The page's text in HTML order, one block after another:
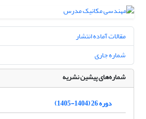
مقالات آماده انتشار
شماره جاری
شماره‌های پیشین نشریه
دوره 26 (1404-1405)